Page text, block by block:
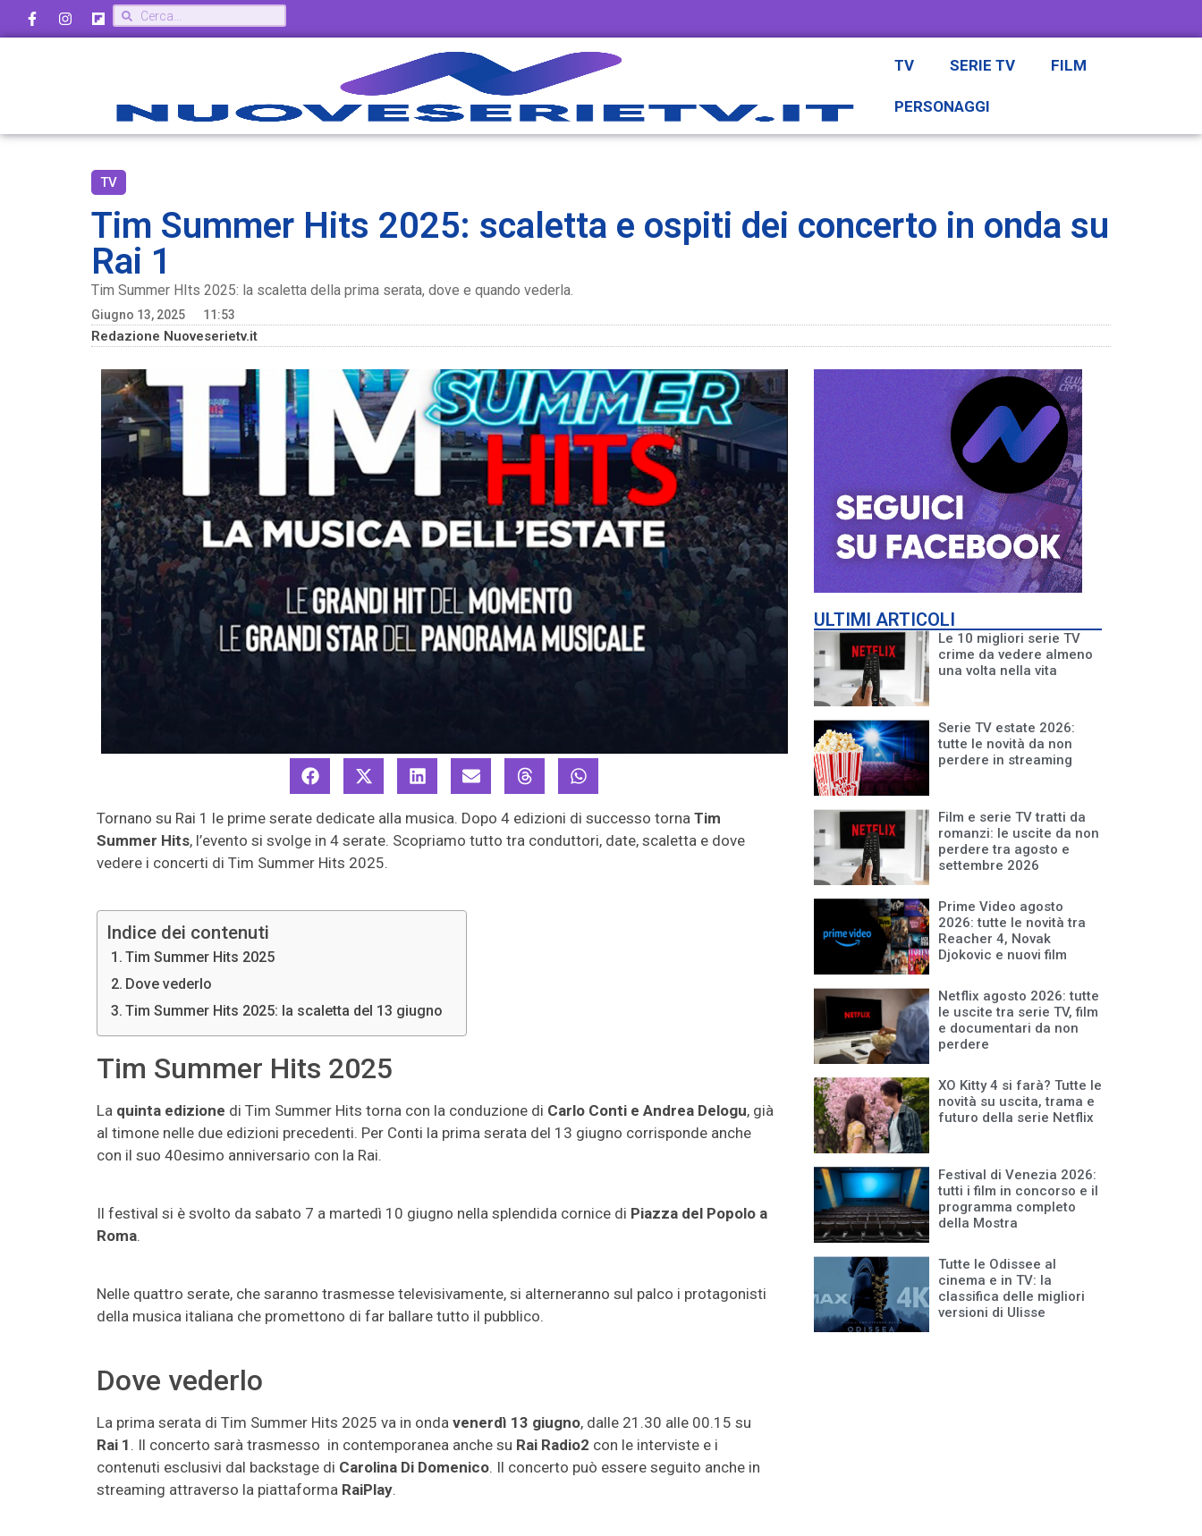
TV SERIE TV FILM
PERSONAGGI
TV
Tim Summer Hits 2025: scaletta e ospiti dei concerto in onda su
Rai 1
Tim Summer HIts 2025: la scaletta della prima serata, dove e quando vederla.
Giugno 13, 2025 11:53
Redazione Nuoveserietv.it
Tornano su Rai 1 le prime serate dedicate alla musica. Dopo 4 edizioni di successo torna Tim
Summer Hits, l’evento si svolge in 4 serate. Scopriamo tutto tra conduttori, date, scaletta e dove
vedere i concerti di Tim Summer Hits 2025.
Indice dei contenuti
Tim Summer Hits 2025
Dove vederlo
Tim Summer Hits 2025: la scaletta del 13 giugno
Tim Summer Hits 2025
La quinta edizione di Tim Summer Hits torna con la conduzione di Carlo Conti e Andrea Delogu, già
al timone nelle due edizioni precedenti. Per Conti la prima serata del 13 giugno corrisponde anche
con il suo 40esimo anniversario con la Rai.
Il festival si è svolto da sabato 7 a martedì 10 giugno nella splendida cornice di Piazza del Popolo a
Roma.
Nelle quattro serate, che saranno trasmesse televisivamente, si alterneranno sul palco i protagonisti
della musica italiana che promettono di far ballare tutto il pubblico.
Dove vederlo
La prima serata di Tim Summer Hits 2025 va in onda venerdì 13 giugno, dalle 21.30 alle 00.15 su
Rai 1 . Il concerto sarà trasmesso in contemporanea anche su Rai Radio2 con le interviste e i
contenuti esclusivi dal backstage di Carolina Di Domenico. Il concerto può essere seguito anche in
streaming attraverso la piattaforma RaiPlay.
ULTIMI ARTICOLI
Le 10 migliori serie TV
crime da vedere almeno
una volta nella vita
Serie TV estate 2026:
tutte le novità da non
perdere in streaming
Film e serie TV tratti da
romanzi: le uscite da non
perdere tra agosto e
settembre 2026
Prime Video agosto
2026: tutte le novità tra
Reacher 4, Novak
Djokovic e nuovi film
Netflix agosto 2026: tutte
le uscite tra serie TV, film
e documentari da non
perdere
XO Kitty 4 si farà? Tutte le
novità su uscita, trama e
futuro della serie Netflix
Festival di Venezia 2026:
tutti i film in concorso e il
programma completo
della Mostra
Tutte le Odissee al
cinema e in TV: la
classifica delle migliori
versioni di Ulisse